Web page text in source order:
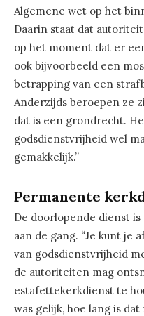
Algemene wet op het
Daarin staat dat
op het moment dat er
ook bijvoorbeeld een
betrapping van een
Anderzijds beroepen ze
dat is een grondrecht.
godsdienstvrijheid wel
gemakkelijk.”
Permanente
De doorlopende dienst
aan de gang. “Je kunt je
van godsdienstvrijheid
de autoriteiten mag
estafettekerkdienst te
was gelijk, hoe lang is